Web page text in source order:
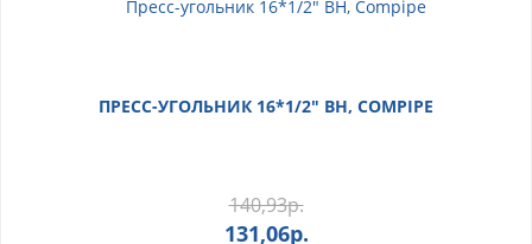
ПРЕСС-УГОЛЬНИК 16*1/2" ВН, COMPIPE
140,93р.
131,06р.